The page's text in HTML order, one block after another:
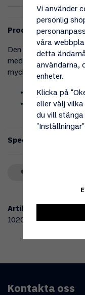
Produktbeskrivning
Specifikationer
Den populära
med förbättrad
mycket bättre.
Laddström:
Max
Artikelnummer:
102047
Kontakta oss
Vi använder
personlig
våra
detta
användarna,
enheter.
Klicka på
eller välj
du vill